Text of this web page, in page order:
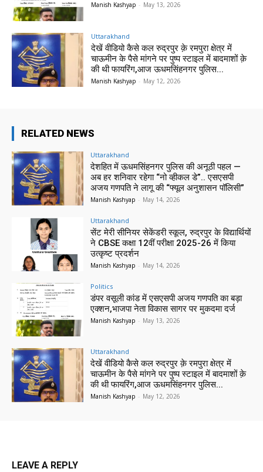
Manish Kashyap - May 13, 2026
Uttarakhand
देखें वीडियो कैसे कल रुद्रपुर क़े रमपुरा क्षेत्र में
चाऊमीन के पैसे मांगने पर पुष्प स्टाइल में बादमाशों क़े
की थी फायरिंग,आज ऊधमसिंहनगर पुलिस...
Manish Kashyap - May 12, 2026
RELATED NEWS
Uttarakhand
देशहित में ऊधमसिंहनगर पुलिस की अनूठी पहल —
अब हर शनिवार रहेगा “नो व्हीकल डे”.. एसएसपी
अजय गणपति ने लागू की “फ्यूल अनुशासन पॉलिसी”
Manish Kashyap - May 14, 2026
Uttarakhand
सेंट मेरी सीनियर सेकेंडरी स्कूल, रुद्रपुर के विद्यार्थियों
ने CBSE कक्षा 12वीं परीक्षा 2025-26 में किया
उत्कृष्ट प्रदर्शन
Manish Kashyap - May 14, 2026
Politics
डंपर वसूली कांड में एसएसपी अजय गणपति का बड़ा
एक्शन,भाजपा नेता विकास सागर पर मुकदमा दर्ज
Manish Kashyap - May 13, 2026
Uttarakhand
देखें वीडियो कैसे कल रुद्रपुर क़े रमपुरा क्षेत्र में
चाऊमीन के पैसे मांगने पर पुष्प स्टाइल में बादमाशों क़े
की थी फायरिंग,आज ऊधमसिंहनगर पुलिस...
Manish Kashyap - May 12, 2026
LEAVE A REPLY